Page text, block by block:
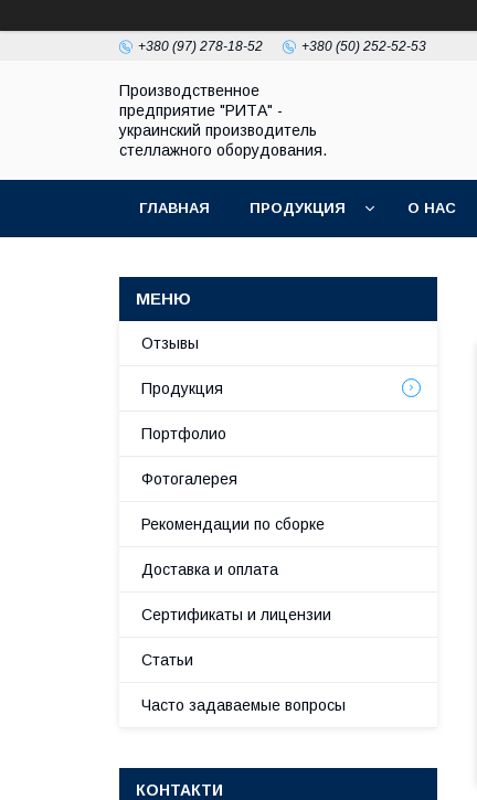
+380 (97) 278-18-52 +380 (50) 252-52-53
Производственное
предприятие "РИТА" -
украинский производитель
стеллажного оборудования.
ГЛАВНАЯ ПРОДУКЦИЯ О НАС
Отзывы
Продукция
Портфолио
Фотогалерея
Рекомендации по сборке
Доставка и оплата
Сертификаты и лицензии
Статьи
Часто задаваемые вопросы
КОНТАКТИ